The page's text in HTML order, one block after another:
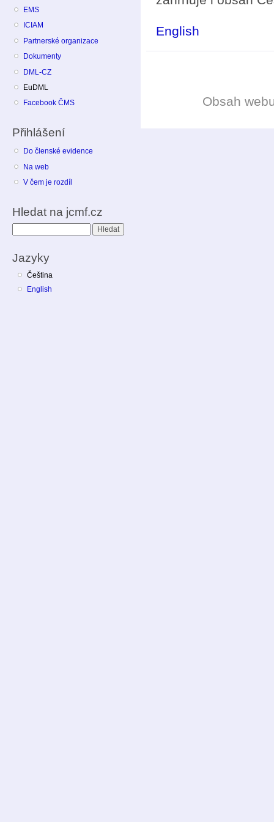
EMS
ICIAM
Partnerské organizace
Dokumenty
DML-CZ
EuDML
Facebook ČMS
Přihlášení
Do členské evidence
Na web
V čem je rozdíl
Hledat na jcmf.cz
Jazyky
Čeština
English
English
Obsah